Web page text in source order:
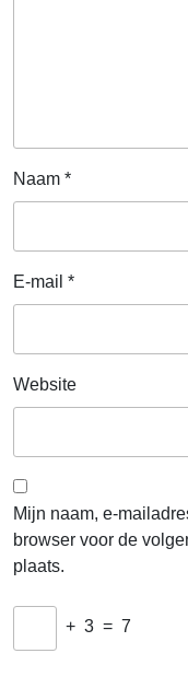
Naam *
E-mail *
Website
Mijn naam, e-
browser voor de
plaats.
+ 3 = 7